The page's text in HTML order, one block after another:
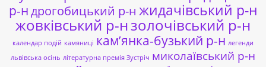
р-ндрогобицький р-н жидачівський р-н
жовківський р-нзолочівський р-н
календар подій камяниці кам’янка-бузький р-н легенди
львівська осінь літературна премія Зустріч миколаївський р-н